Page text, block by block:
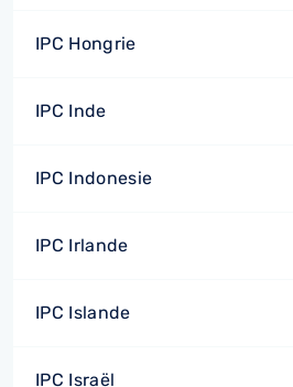
IPC Hongrie
IPC Inde
IPC Indonesie
IPC Irlande
IPC Islande
IPC Israël